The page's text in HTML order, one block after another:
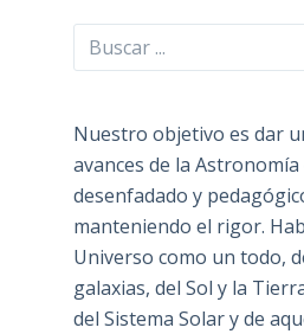
Buscar
Nuestro objetivo es dar
avances de la
desenfadado y
manteniendo el rigor.
Universo como un todo,
galaxias, del Sol y la
del Sistema Solar y de